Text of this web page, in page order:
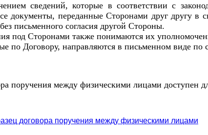
сведений, которые в соответствии с
документы, переданные Сторонами друг другу
письменного согласия другой Стороны.
под Сторонами также понимаются их
по Договору, направляются в письменном виде по
поручения между физическими лицами доступен
договора поручения между физическими лицами